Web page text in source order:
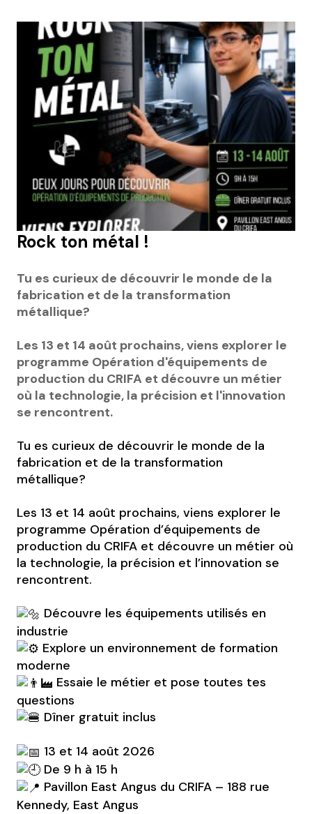
Rock ton métal !
Tu es curieux de découvrir le monde de la
fabrication et de la transformation
métallique?
Les 13 et 14 août prochains, viens explorer le
programme Opération d'équipements de
production du CRIFA et découvre un métier
où la technologie, la précision et l'innovation
se rencontrent.
Tu es curieux de découvrir le monde de la
fabrication et de la transformation
métallique?
Les 13 et 14 août prochains, viens explorer le
programme Opération d’équipements de
production du CRIFA et découvre un métier où
la technologie, la précision et l’innovation se
rencontrent.
Découvre les équipements utilisés en
industrie
Explore un environnement de formation
moderne
Essaie le métier et pose toutes tes
questions
Dîner gratuit inclus
13 et 14 août 2026
De 9 h à 15 h
Pavillon East Angus du CRIFA – 188 rue
Kennedy, East Angus